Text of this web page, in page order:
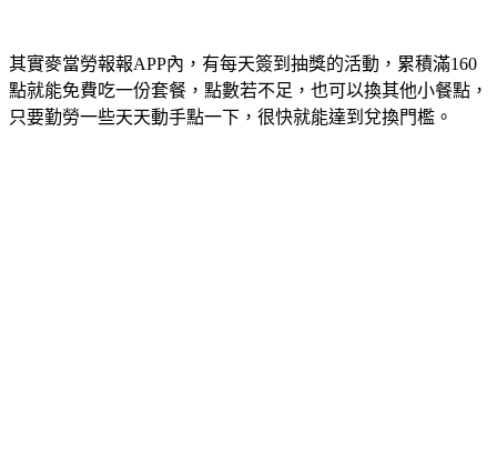
其實麥當勞報報APP內，有每天簽到抽獎的活動，累積滿160
點就能免費吃一份套餐，點數若不足，也可以換其他小餐點，
只要勤勞一些天天動手點一下，很快就能達到兌換門檻。